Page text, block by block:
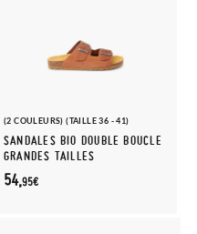
(2 COULEURS) (TAILLE 36 - 41)
SANDALES BIO DOUBLE BOUCLE
GRANDES TAILLES
54,95€